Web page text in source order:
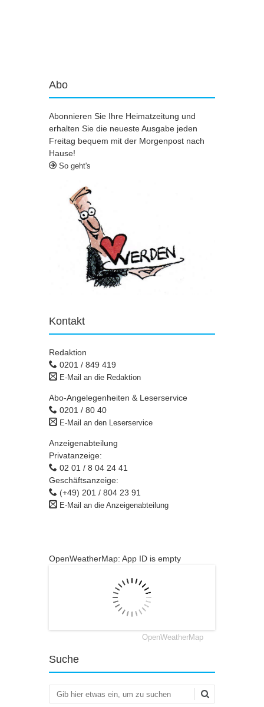
Abo
Abonnieren Sie Ihre Heimatzeitung und
erhalten Sie die neueste Ausgabe jeden
Freitag bequem mit der Morgenpost nach
Hause!
So geht's
Kontakt
Redaktion
0201 / 849 419
E-Mail an die Redaktion
Abo-Angelegenheiten & Leserservice
0201 / 80 40
E-Mail an den Leserservice
Anzeigenabteilung
Privatanzeige:
02 01 / 8 04 24 41
Geschäftsanzeige:
(+49) 201 / 804 23 91
E-Mail an die Anzeigenabteilung
OpenWeatherMap: App ID is empty
OpenWeatherMap
Suche
Suchen